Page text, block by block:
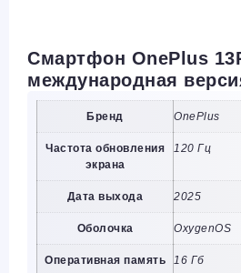
Смартфон OnePlus
международная
Бренд OnePlus
Частота обновления
экрана
120 Гц
Дата выхода 2025
Оболочка OxygenOS
Оперативная память 16 Гб